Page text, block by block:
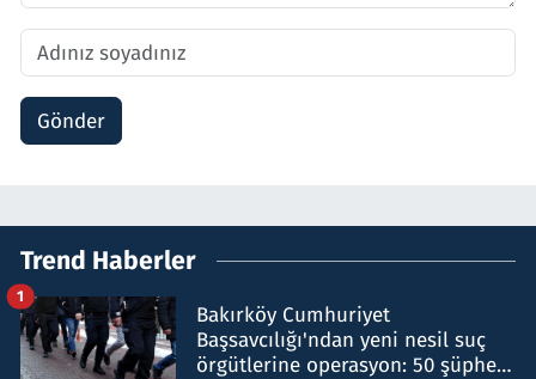
Gönder
Trend Haberler
Bakırköy Cumhuriyet
Başsavcılığı'ndan yeni nesil suç
örgütlerine operasyon: 50 şüpheli
1